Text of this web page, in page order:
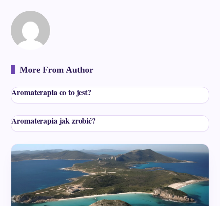
More From Author
Aromaterapia co to jest?
Aromaterapia jak zrobić?